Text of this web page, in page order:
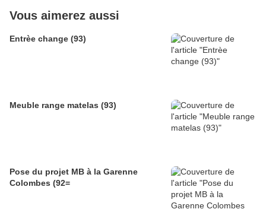
Vous aimerez aussi
Entrèe change (93)
Meuble range matelas (93)
Pose du projet MB à la Garenne
Colombes (92=